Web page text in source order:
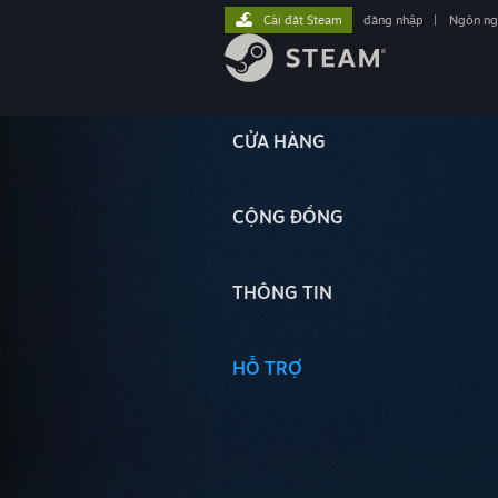
CỬA HÀNG
CỘNG ĐỒNG
THÔNG TIN
HỖ TRỢ
Cài đặt Steam đăng nhập Ngôn